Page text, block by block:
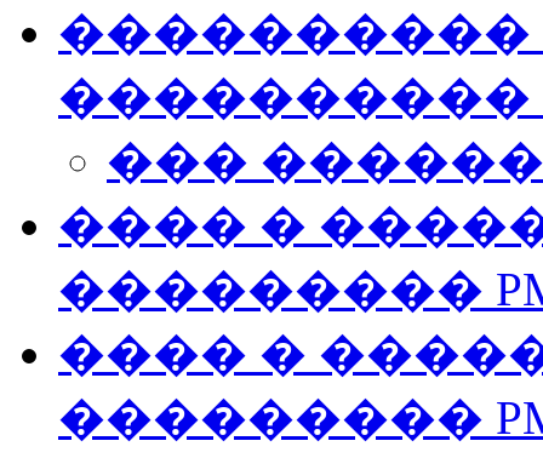
����������
����������
���
���� �
���������
���� �
���������